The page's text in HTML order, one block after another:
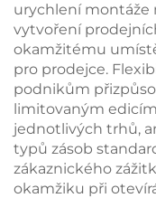
urychlení montáže
vytvoření
okamžitému
pro prodejce.
podnikům
limitovaným
jednotlivých trhů,
typů zásob
zákaznického
okamžiku při